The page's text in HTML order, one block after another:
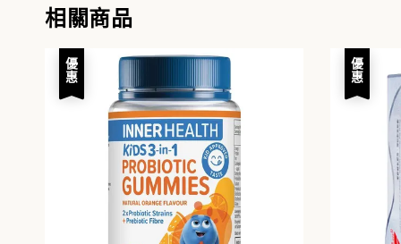
相關商品
優惠 優惠